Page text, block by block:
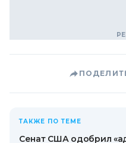
ТАКЖЕ ПО ТЕМЕ
Сенат США одобрил